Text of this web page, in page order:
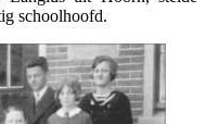
schoolhoofd.